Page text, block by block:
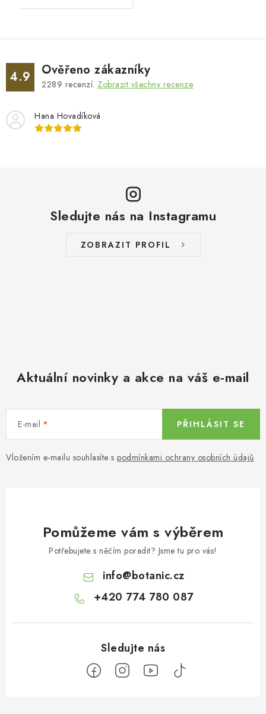
4.9 Ověřeno zákazníky
2289 recenzí. Zobrazit všechny recenze
Hana Hovadíková
Sledujte nás na Instagramu
ZOBRAZIT PROFIL
Aktuální novinky a akce na váš e-mail
E-mail
Vložením e-mailu souhlasíte s podmínkami ochrany osobních údajů
PŘIHLÁSIT SE
Pomůžeme vám s výběrem
Potřebujete s něčím poradit? Jsme tu pro vás!
info@botanic.cz
+420 774 780 087